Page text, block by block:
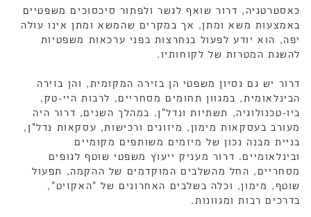
כאסטרטגיה, דרור שואף לגשר ולפתור סיכסוכים משפטיים
באמצעות משא ומתן, אך במקרים שהמשא ומתן אינו עולה
יפה, הוא יודע לפעול בנחרצות בפני ערכאות משפטיות
להשגת המטרות של לקוחותיו.
דרור יש גם נסיון משפטי הן בזירה המקומית, והן בזירה
הבינלאומית, במגוון תחומים מסחריים, לרבות היי-טק,
ביו-טכנולוגיה, תשתיות ונדל"ן. במהלך השנים, דרור היה
מעורב בעסקאות מימון, מיזוגים ורכישות, עסקאות נדל"ן,
בניית מבנה נכון של מיזמים משותפים מקומיים
ובינלאומיים. דרור מעניק ייעוץ משפטי שוטף לגופים
מסחריים, החל מהשלבים המוקדמים של ההקמה, תפעול
שוטף, מימון, וכלה בשלבים האחרונים של "האקזיט",
בדרכים רבות ומגוונות.